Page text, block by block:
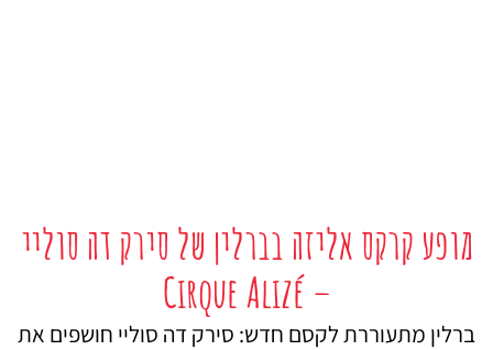
מופע קרקס אליזה בברלין של סירק דה סוליי
– Cirque Alizé
ברלין מתעוררת לקסם חדש: סירק דה סוליי חושפים את